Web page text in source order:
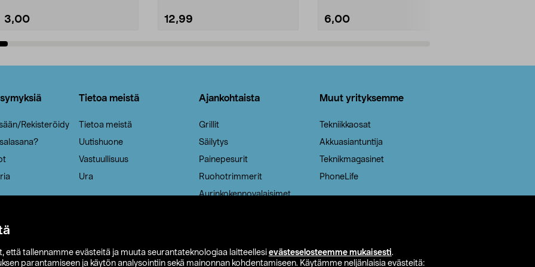
että tallennamme evästeitä ja muuta seurantateknologiaa laitteellesi evästeselosteemme mukaisesti.
parantamiseen ja käytön analysointiin sekä mainonnan kohdentamiseen. Käytämme neljänlaisia evästeitä:
3,00 12,99 6,00
Rekisteröidy
Tietoa meistä
Tietoa meistä
Uutishuone
Vastuullisuus
Ura
Ajankohtaista
Grillit
Säilytys
Painepesurit
Ruohotrimmerit
Aurinkokennovalaisimet
Muut yrityksemme
Tekniikkaosat
Akkuasiantuntija
Teknikmagasinet
PhoneLife